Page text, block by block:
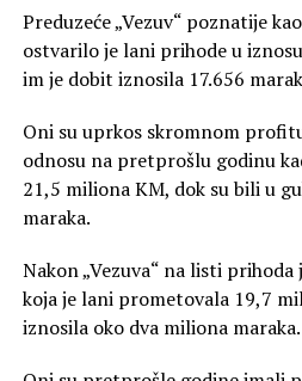
Preduzeće „Vezuv“ poznatije
ostvarilo je lani prihode u
im je dobit iznosila 17.656
Oni su uprkos skromnom
odnosu na pretprošlu godinu
21,5 miliona KM, dok su bili u
maraka.
Nakon „Vezuva“ na listi prihoda
koja je lani prometovala 19,7
iznosila oko dva miliona maraka.